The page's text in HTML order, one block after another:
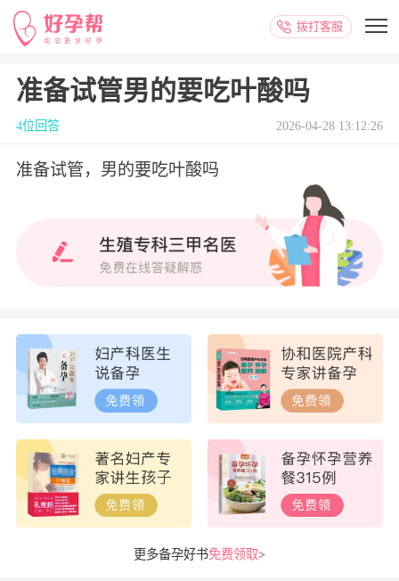
拨打客服
准备试管男的要吃叶酸吗
4位回答 2026-04-28 13:12:26
准备试管，男的要吃叶酸吗
更多备孕好书免费领取>